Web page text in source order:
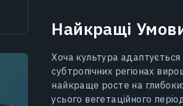
Найкращі
Хоча культура
субтропічних регіонах
найкраще росте на
усього вегетаційного